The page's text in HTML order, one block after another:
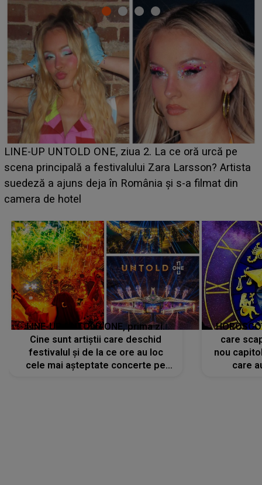
Ce a dezvăluit noua concurentă din "Casa Iubirii" l-a
luat prin surprindere pe Emanuel. CINE ESTE
BĂIATUL VIZAT de Alexandra?! Aflându-se în fața
faptului împlinit, A RECUNOSCUT IMEDIAT: "Am
LINE-UP UNTOLD ONE, prima zi.
Cine sunt artiștii care deschid
festivalul și de la ce ore au loc
cele mai așteptate concerte pe
care
nou
care